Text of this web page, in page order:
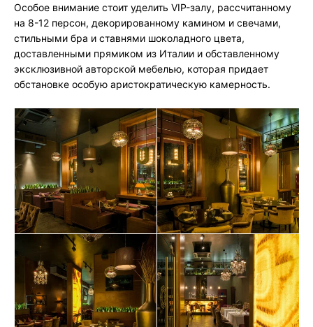
Особое внимание стоит уделить VIP-залу, рассчитанному
на 8-12 персон, декорированному камином и свечами,
стильными бра и ставнями шоколадного цвета,
доставленными прямиком из Италии и обставленному
эксклюзивной авторской мебелью, которая придает
обстановке особую аристократическую камерность.